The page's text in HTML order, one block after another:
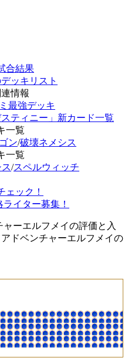
合結果
ッキリスト
情報
最強デッキ
ティニー」新カード一覧
一覧
ン/破壊ネメシス
一覧
/スペルウィッチ
ェック！
イター募集！
ーエルフメイの評価と入
ドベンチャーエルフメイの